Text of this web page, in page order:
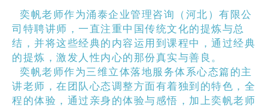
奕帆老师作为涌泰企业管理咨询（河北）有限公
司特聘讲师，一直注重中国传统文化的提炼与总
结，并将这些经典的内容运用到课程中，通过经典
的提炼，激发人性内心的那份真实与善良。
奕帆老师作为三维立体落地服务体系心态篇的主
讲老师，在团队心态调整方面有着独到的特色，全
程的体验，通过亲身的体验与感悟，加上奕帆老师